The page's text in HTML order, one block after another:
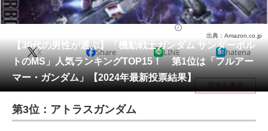
動物 リサーチ
会員記事
メディア
注目記事を集めた総合ページ
ITの今と未来を見通す
【30代の男性が選ぶ】「機動戦士ガンダム サンダーボル
トのMS」人気ランキングTOP15！ 第1位は「フルアー
マー・ガンダム」【2024年最新投票結果】
出典：Amazon.co.jp
X Share LINE hatena
目次を表示
第3位：アトラスガンダム